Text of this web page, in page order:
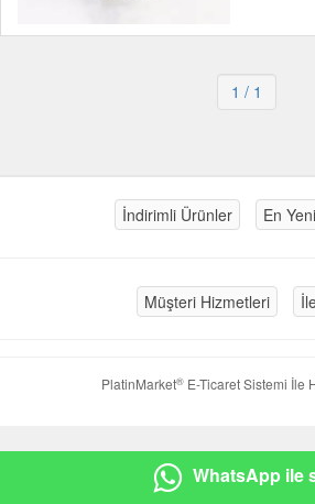
1 / 1
İndirimli Ürünler En
Müşteri Hizmetleri
PlatinMarket®E-Ticaret Sistemi İle
WhatsApp ile